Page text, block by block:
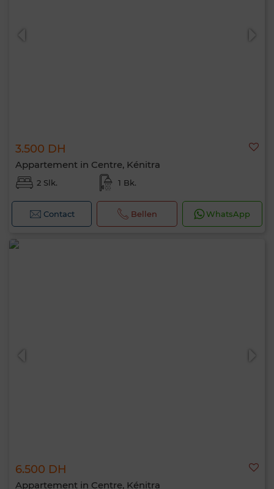
3.500 DH
Appartement in Centre, Kénitra
2 Slk. 1 Bk.
Contact Bellen WhatsApp
6.500 DH
Appartement in Centre, Kénitra